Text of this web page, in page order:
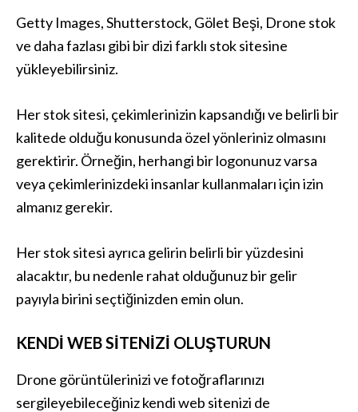
Getty Images, Shutterstock, Gölet Beşi, Drone stok
ve daha fazlası gibi bir dizi farklı stok sitesine
yükleyebilirsiniz.
Her stok sitesi, çekimlerinizin kapsandığı ve belirli bir
kalitede olduğu konusunda özel yönleriniz olmasını
gerektirir. Örneğin, herhangi bir logonunuz varsa
veya çekimlerinizdeki insanlar kullanmaları için izin
almanız gerekir.
Her stok sitesi ayrıca gelirin belirli bir yüzdesini
alacaktır, bu nedenle rahat olduğunuz bir gelir
payıyla birini seçtiğinizden emin olun.
KENDI WEB SITENIZI OLUŞTURUN
Drone görüntülerinizi ve fotoğraflarınızı
sergileyebileceğiniz kendi web sitenizi de